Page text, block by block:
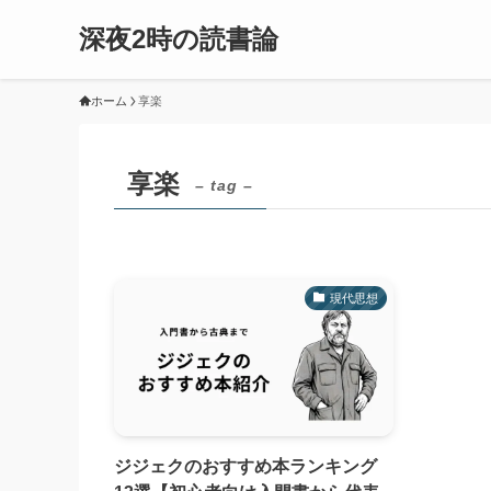
深夜2時の読書論
ホーム 享楽
享楽 – tag –
現代思想
ジジェクのおすすめ本ランキング